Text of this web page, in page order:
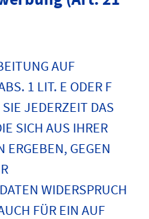
AUF
1 LIT. E ODER F
JEDERZEIT DAS
SICH AUS IHRER
ERGEBEN, GEGEN
WIDERSPRUCH
FÜR EIN AUF